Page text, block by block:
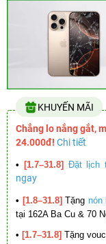
KHUYẾN MÃI
Chẳng lo nắng gắt,
24.000đ! Chi tiết
• [1.7–31.8] Đặt lịch
ngay
• [1.8–31.8] Tặng nón
tại 162A Ba Cu & 70
• [1.7–31.8] Tặng